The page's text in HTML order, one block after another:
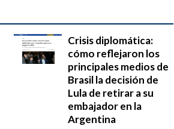
Crisis diplomática:
cómo reflejaron los
principales medios de
Brasil la decisión de
Lula de retirar a su
embajador en la
Argentina